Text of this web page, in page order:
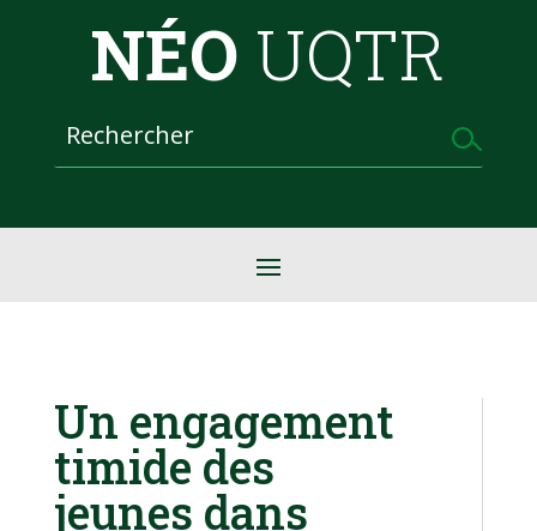
NÉO UQTR
Un engagement
timide des
jeunes dans